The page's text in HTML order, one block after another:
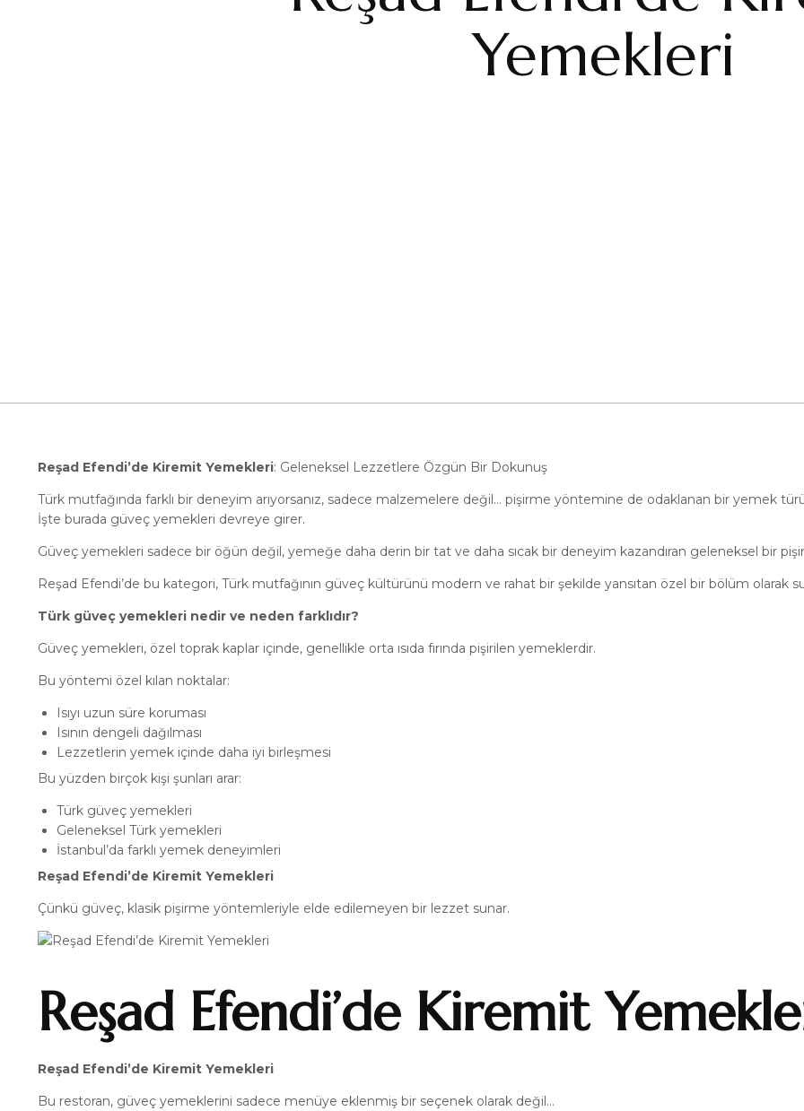
Yemekleri
Reşad Efendi’de Kiremit Yemekleri: Geleneksel Lezzetlere Özgün Bir Dokunuş
Türk mutfağında farklı bir deneyim arıyorsanız, sadece malzemelere değil… pişirme yöntemine de odaklanan bir yemek türü
İşte burada güveç yemekleri devreye girer.
Güveç yemekleri sadece bir öğün değil, yemeğe daha derin bir tat ve daha sıcak bir deneyim kazandıran geleneksel bir
Reşad Efendi’de bu kategori, Türk mutfağının güveç kültürünü modern ve rahat bir şekilde yansıtan özel bir bölüm olarak
Türk güveç yemekleri nedir ve neden farklıdır?
Güveç yemekleri, özel toprak kaplar içinde, genellikle orta ısıda fırında pişirilen yemeklerdir.
Bu yöntemi özel kılan noktalar:
Isıyı uzun süre koruması
Isının dengeli dağılması
Lezzetlerin yemek içinde daha iyi birleşmesi
Bu yüzden birçok kişi şunları arar:
Türk güveç yemekleri
Geleneksel Türk yemekleri
İstanbul’da farklı yemek deneyimleri
Reşad Efendi’de Kiremit Yemekleri
Çünkü güveç, klasik pişirme yöntemleriyle elde edilemeyen bir lezzet sunar.
Reşad Efendi’de Kiremit
Reşad Efendi’de Kiremit Yemekleri
Bu restoran, güveç yemeklerini sadece menüye eklenmiş bir seçenek olarak değil…